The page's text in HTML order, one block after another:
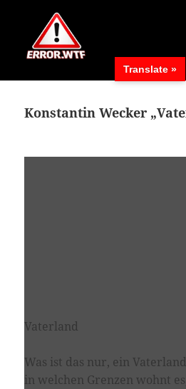
Konstantin Wecker
Vaterland
Was ist das nur, ein
in welchen Grenzen wohnt
Translate »